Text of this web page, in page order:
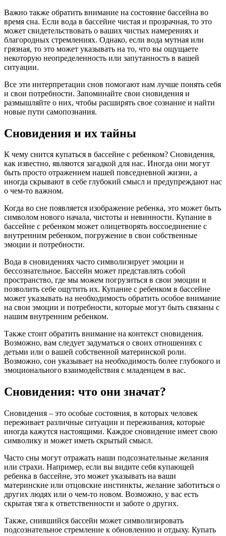
Важно также обратить внимание на состояние бассейна во
время сна. Если вода в бассейне чистая и прозрачная, то это
может свидетельствовать о ваших чистых намерениях и
благородных стремлениях. Однако, если вода мутная или
грязная, то это может указывать на то, что вы ощущаете
некоторую неопределенность или запутанность в вашей
ситуации.
Все эти интерпретации снов помогают нам лучше понять себя
и свои потребности. Запоминайте свои сновидения и
размышляйте о них, чтобы расширять свое сознание и найти
новые пути самопознания.
Сновидения и их тайны
К чему снится купаться в бассейне с ребенком? Сновидения,
как известно, являются загадкой для нас. Иногда они могут
быть просто отражением нашей повседневной жизни, а
иногда скрывают в себе глубокий смысл и предупреждают нас
о чем-то важном.
Когда во сне появляется изображение ребенка, это может быть
символом нового начала, чистоты и невинности. Купание в
бассейне с ребенком может олицетворять воссоединение с
внутренним ребенком, погружение в свои собственные
эмоции и потребности.
Вода в сновидениях часто символизирует эмоции и
бессознательное. Бассейн может представлять собой
пространство, где мы можем погрузиться в свои эмоции и
позволить себе ощутить их. Купание с ребенком в бассейне
может указывать на необходимость обратить особое внимание
на свои эмоции и потребности, которые могут быть связаны с
нашим внутренним ребенком.
Также стоит обратить внимание на контекст сновидения.
Возможно, вам следует задуматься о своих отношениях с
детьми или о вашей собственной материнской роли.
Возможно, сон указывает на необходимость более глубокого и
эмоционального взаимодействия с младенцем в вас.
Сновидения: что они значат?
Сновидения – это особые состояния, в которых человек
переживает различные ситуации и переживания, которые
иногда кажутся настоящими. Каждое сновидение имеет свою
символику и может иметь скрытый смысл.
Часто сны могут отражать наши подсознательные желания
или страхи. Например, если вы видите себя купающей
ребенка в бассейне, это может указывать на ваши
материнские или отцовские инстинкты, желание заботиться о
других людях или о чем-то новом. Возможно, у вас есть
скрытая тяга к ответственности и заботе о других.
Также, снившийся бассейн может символизировать
подсознательное стремление к обновлению и отдыху. Купать